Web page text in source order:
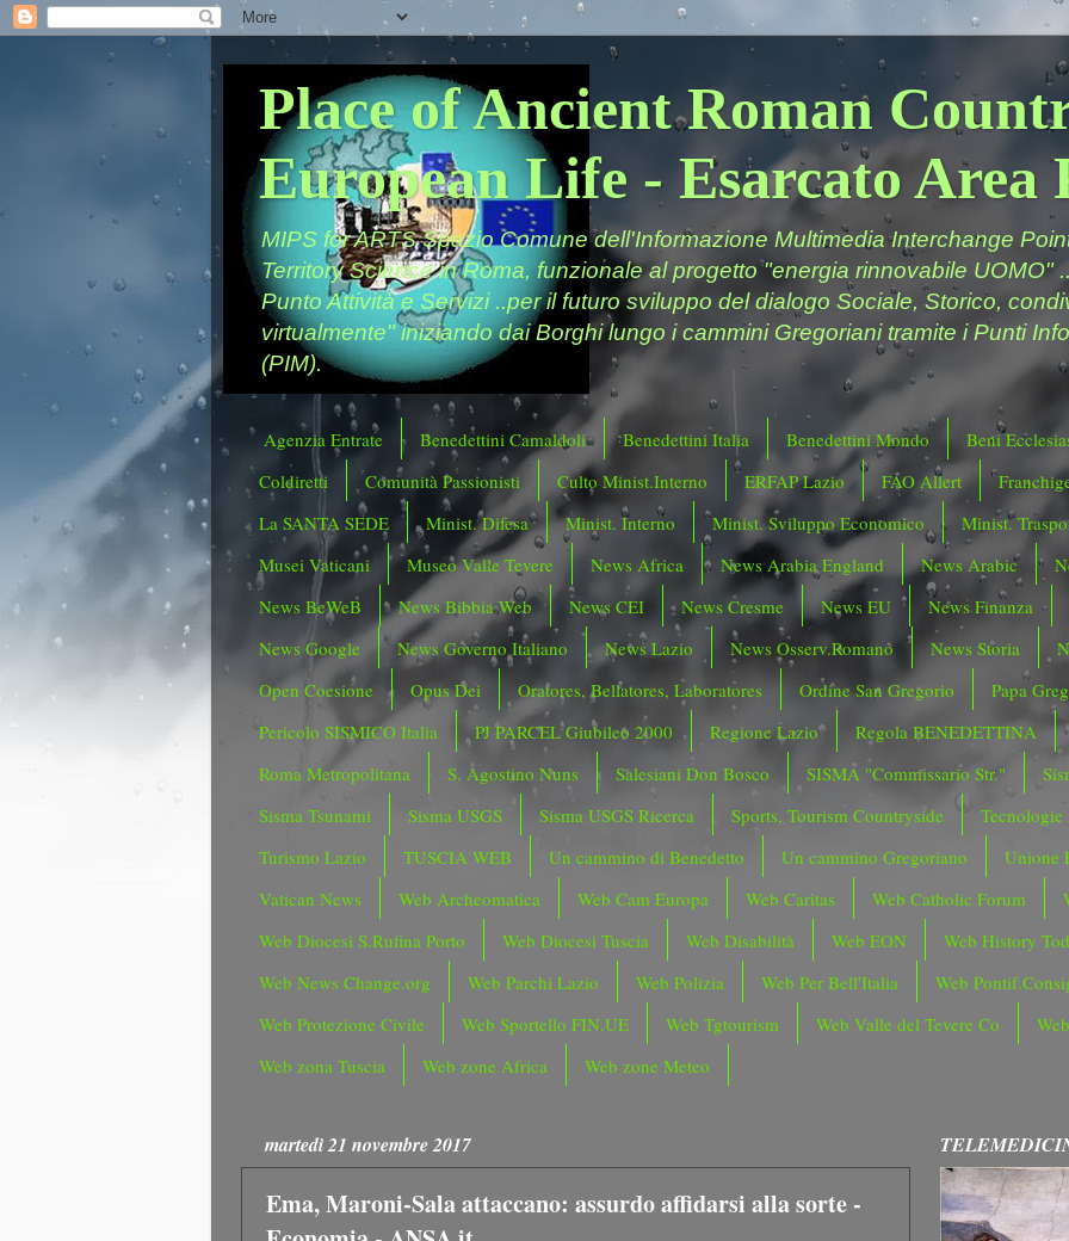
Place of Ancient Roman
European Life - Esarcato Area
MIPS for ARTS Spazio Comune dell'Informazione Multimedia Interchange
Territory Science in Roma, funzionale al progetto "energia rinnovabile UOMO"
Punto Attività e Servizi ..per il futuro sviluppo del dialogo Sociale, Storico,
virtualmente" iniziando dai Borghi lungo i cammini Gregoriani tramite i Punti
(PIM).
Agenzia Entrate Benedettini Camaldoli Benedettini Italia Benedettini Mondo
Beni
Coldiretti
Comunità Passionisti Culto Minist.Interno ERFAP Lazio FAO Allert
La SANTA SEDE
Minist. Difesa Minist. Interno Minist. Sviluppo Economico
Minist.
Musei Vaticani
Museo Valle Tevere News Africa News Arabia England News Arabic
News BeWeB
News Bibbia Web News CEI News Cresme News EU
News Finanza
News Google
News Governo Italiano News Lazio News Osserv.Romano News Storia
Open Coesione
Opus Dei Oratores, Bellatores, Laboratores Ordine San Gregorio
Papa
Pericolo SISMICO Italia
PJ PARCEL Giubileo 2000 Regione Lazio
Regola BENEDETTINA
Roma Metropolitana
S. Agostino Nuns Salesiani Don Bosco SISMA "Commissario Str."
Sisma Tsunami
Sisma USGS Sisma USGS Ricerca Sports, Tourism Countryside
Tecnologie
Turismo Lazio
TUSCIA WEB Un cammino di Benedetto Un cammino Gregoriano
Unione
Vatican News
Web Archeomatica Web Cam Europa Web Caritas Web Catholic Forum
Web Diocesi S.Rufina Porto
Web Diocesi Tuscia Web Disabilità Web EON
Web History
Web News Change.org
Web Parchi Lazio Web Polizia Web Per Bell'Italia
Web
Web Protezione Civile
Web Sportello FIN.UE Web Tgtourism Web Valle del Tevere Co
Web zona Tuscia
Web zone Africa Web zone Meteo
martedì 21 novembre 2017
Ema, Maroni-Sala attaccano: assurdo affidarsi alla sorte -